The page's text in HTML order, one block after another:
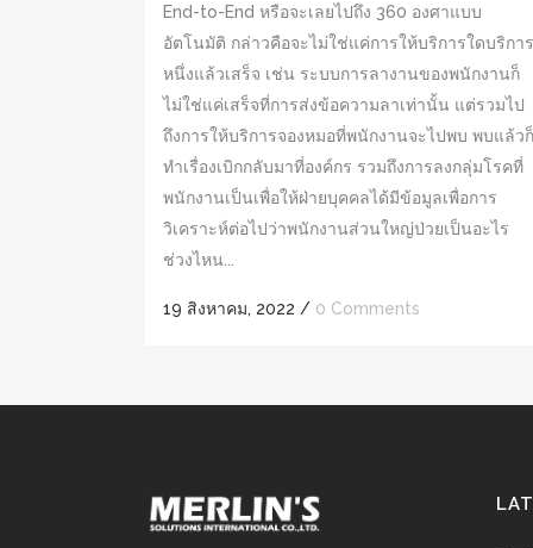
End-to-End หรือจะเลยไปถึง 360 องศาแบบ
อัตโนมัติ กล่าวคือจะไม่ใช่แค่การให้บริการใดบริการ
หนึ่งแล้วเสร็จ เช่น ระบบการลางานของพนักงานก็
ไม่ใช่แค่เสร็จที่การส่งข้อความลาเท่านั้น แต่รวมไป
ถึงการให้บริการจองหมอที่พนักงานจะไปพบ พบแล้วก็
ทำเรื่องเบิกกลับมาที่องค์กร รวมถึงการลงกลุ่มโรคที่
พนักงานเป็นเพื่อให้ฝ่ายบุคคลได้มีข้อมูลเพื่อการ
วิเคราะห์ต่อไปว่าพนักงานส่วนใหญ่ป่วยเป็นอะไร
ช่วงไหน...
19 สิงหาคม, 2022 / 0 Comments